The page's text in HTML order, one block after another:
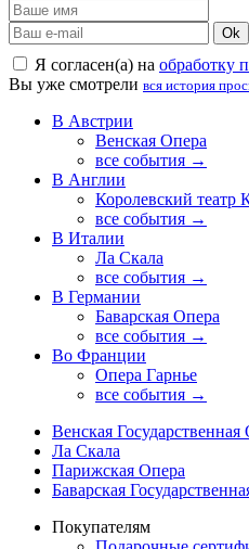
Ok
Я согласен(а) на обработку
Вы уже смотрели вся история
В Австрии
Венская Опера
все события →
В Англии
Королевский театр
все события →
В Италии
Ла Скала
все события →
В Германии
Баварская Опера
все события →
Во Франции
Опера Гарнье
все события →
Венская Государственная
Ла Скала
Парижская Опера
Баварская
Покупателям